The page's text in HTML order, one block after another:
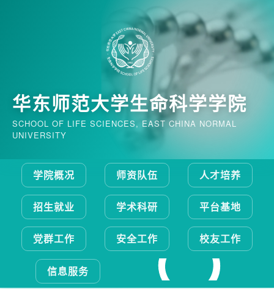
华东师范大学生命科学学院
SCHOOL OF LIFE SCIENCES, EAST CHINA NORMAL
UNIVERSITY
学院概况 师资队伍 人才培养
招生就业 学术科研 平台基地
党群工作 安全工作 校友工作
信息服务